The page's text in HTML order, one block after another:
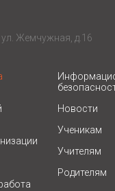
Жемчужная, д.16
Новости
Ученикам
Учителям
Родителям